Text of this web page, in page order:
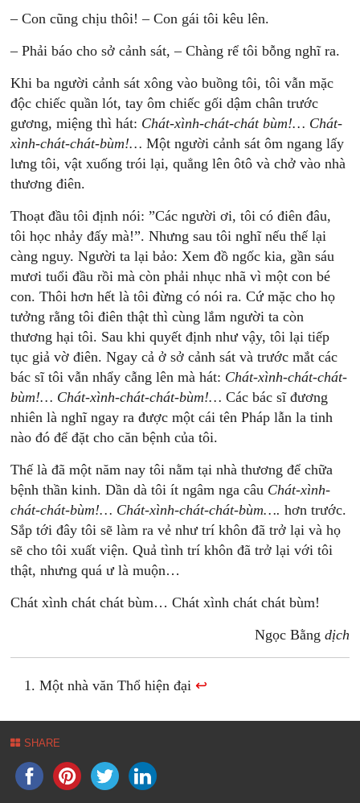
– Con cũng chịu thôi! – Con gái tôi kêu lên.
– Phải báo cho sở cảnh sát, – Chàng rể tôi bỗng nghĩ ra.
Khi ba người cảnh sát xông vào buồng tôi, tôi vẫn mặc
độc chiếc quần lót, tay ôm chiếc gối dậm chân trước
gương, miệng thì hát: Chát-xình-chát-chát bùm!… Chát-
xình-chát-chát-bùm!… Một người cảnh sát ôm ngang lấy
lưng tôi, vật xuống trói lại, quẳng lên ôtô và chở vào nhà
thương điên.
Thoạt đầu tôi định nói: ”Các người ơi, tôi có điên đâu,
tôi học nhảy đấy mà!”. Nhưng sau tôi nghĩ nếu thế lại
càng nguy. Người ta lại bảo: Xem đồ ngốc kia, gần sáu
mươi tuổi đầu rồi mà còn phải nhục nhã vì một con bé
con. Thôi hơn hết là tôi đừng có nói ra. Cứ mặc cho họ
tưởng rằng tôi điên thật thì cùng lắm người ta còn
thương hại tôi. Sau khi quyết định như vậy, tôi lại tiếp
tục giả vờ điên. Ngay cả ở sở cảnh sát và trước mắt các
bác sĩ tôi vẫn nhẩy cẫng lên mà hát: Chát-xình-chát-chát-
bùm!… Chát-xình-chát-chát-bùm!… Các bác sĩ đương
nhiên là nghĩ ngay ra được một cái tên Pháp lẫn la tinh
nào đó để đặt cho căn bệnh của tôi.
Thế là đã một năm nay tôi nằm tại nhà thương để chữa
bệnh thần kinh. Dần dà tôi ít ngâm nga câu Chát-xình-
chát-chát-bùm!… Chát-xình-chát-chát-bùm…. hơn trước.
Sắp tới đây tôi sẽ làm ra vẻ như trí khôn đã trở lại và họ
sẽ cho tôi xuất viện. Quả tình trí khôn đã trở lại với tôi
thật, nhưng quá ư là muộn…
Chát xình chát chát bùm… Chát xình chát chát bùm!
Ngọc Bằng dịch
Một nhà văn Thổ hiện đại↩
SHARE